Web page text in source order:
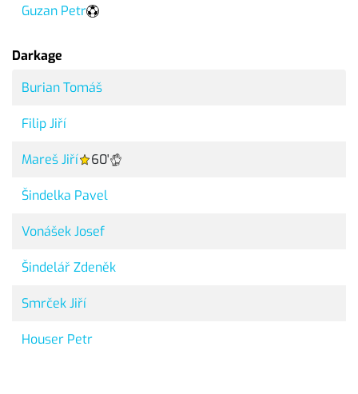
Guzan Petr
Darkage
Burian Tomáš
Filip Jiří
Mareš Jiří 60'
Šindelka Pavel
Vonášek Josef
Šindelář Zdeněk
Smrček Jiří
Houser Petr